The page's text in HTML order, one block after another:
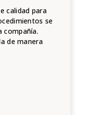
calidad para
se
compañía.
de manera